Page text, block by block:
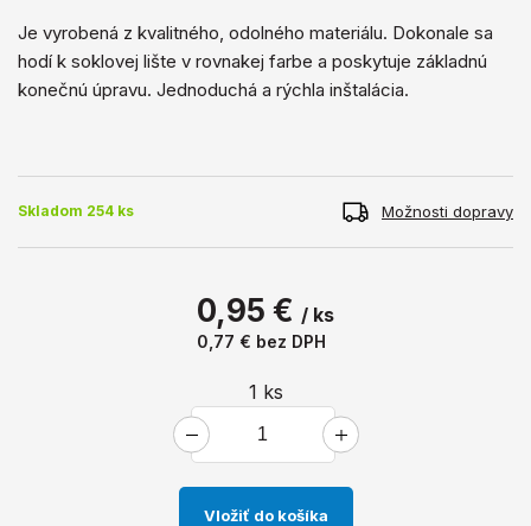
Je vyrobená z kvalitného, ​​odolného materiálu. Dokonale sa
hodí k soklovej lište v rovnakej farbe a poskytuje základnú
konečnú úpravu. Jednoduchá a rýchla inštalácia.
Skladom 254 ks Možnosti dopravy
0,95 € / ks
0,77 € bez DPH
1 ks
Vložiť do košíka